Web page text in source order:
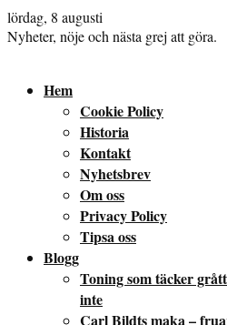
lördag, 8 augusti
Nyheter, nöje och nästa grej att göra.
Hem
Cookie Policy
Historia
Kontakt
Nyhetsbrev
Om oss
Privacy Policy
Tipsa oss
Blogg
Toning som täcker
inte
Carl Bildts maka –